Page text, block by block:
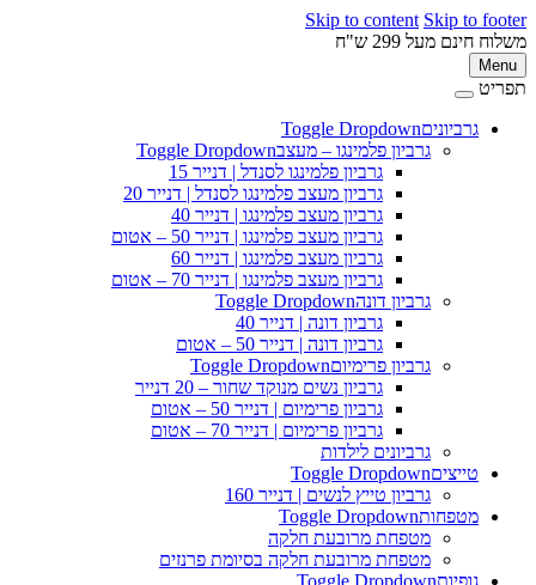
Skip to content Skip to footer
משלוח חינם מעל 299 ש"ח
Menu
תפריט
גרביוניםToggle Dropdown
גרביון פלמינגו – מעצבToggle Dropdown
גרביון פלמינגו לסנדל | דנייר 15
גרביון מעצב פלמינגו לסנדל | דנייר 20
גרביון מעצב פלמינגו | דנייר 40
גרביון מעצב פלמינגו | דנייר 50 – אטום
גרביון מעצב פלמינגו | דנייר 60
גרביון מעצב פלמינגו | דנייר 70 – אטום
גרביון דונהToggle Dropdown
גרביון דונה | דנייר 40
גרביון דונה | דנייר 50 – אטום
גרביון פרימיוםToggle Dropdown
גרביון נשים מנוקד שחור – 20 דנייר
גרביון פרימיום | דנייר 50 – אטום
גרביון פרימיום | דנייר 70 – אטום
גרביונים לילדות
טייציםToggle Dropdown
גרביון טייץ לנשים | דנייר 160
מטפחותToggle Dropdown
מטפחת מרובעת חלקה
מטפחת מרובעת חלקה בסיומת פרנזים
גופיותToggle Dropdown